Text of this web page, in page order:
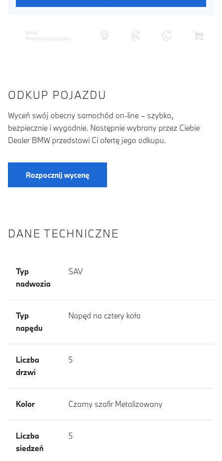
ODKUP POJAZDU
Wyceń swój obecny samochód on-line – szybko,
bezpiecznie i wygodnie. Następnie wybrany przez Ciebie
Dealer BMW przedstawi Ci ofertę jego odkupu.
Rozpocznij wycenę
DANE TECHNICZNE
Typ
nadwozia
SAV
Typ
napędu
Napęd na cztery koła
Liczba
drzwi
5
Kolor Czarny szafir Metalizowany
Liczba
siedzeń
5